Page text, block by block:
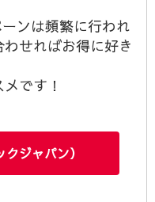
ンは頻繁に行われ
せればお得に好き
です！
ジャパン）